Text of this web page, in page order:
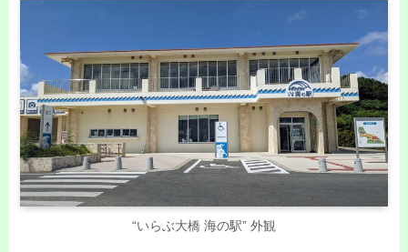
“いらぶ大橋 海の駅” 外観